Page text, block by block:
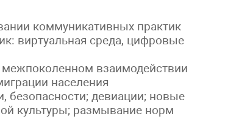
коммуникативных практик
виртуальная среда, цифровые
взаимодействии
населения
безопасности; девиации; новые
культуры; размывание норм